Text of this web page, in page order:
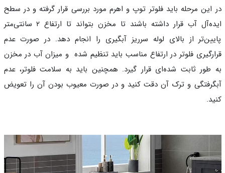
مرحله باید فلوتر توپ و اهرم مورد بررسی قرار گرفته و در سطح
ایده‌آل آب قرار داشته باشند تا مخزن بتواند تا ارتفاع ۲ سانتی‌متر
از بالای لوله سرریز آبگیری را انجام دهد. در صورت عدم
فلوتر در ارتفاع مناسب باید تنظیم شده و میزان آب در مخزن
ثابت شده‌ای قرار گیرد. همچنین باید به سلامت فلوتر، عدم
و ترک آن دقت کنید و در صورت معیوب بودن آن را تعویض